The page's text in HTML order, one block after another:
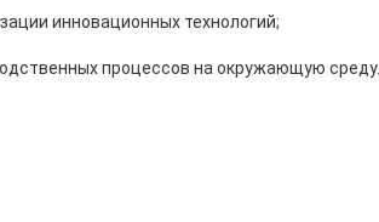
инновационных технологий;
процессов на окружающую среду.